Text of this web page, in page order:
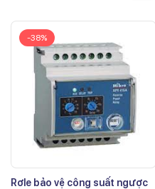
-38%
Rơle bảo vệ công suất ngược